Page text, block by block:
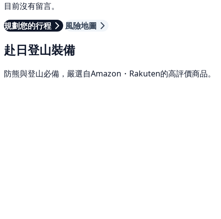
目前沒有留言。
規劃您的行程
風險地圖
赴日登山裝備
防熊與登山必備，嚴選自Amazon・Rakuten的高評價商品。